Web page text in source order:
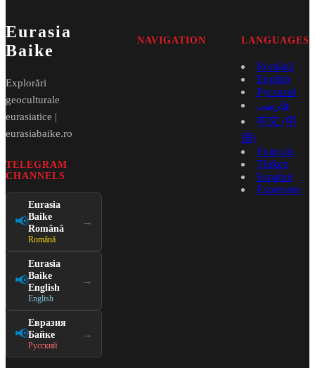
Eurasia
Baike
Explorări
geoculturale
eurasiatice |
eurasiabaike.ro
TELEGRAM
CHANNELS
📢
Eurasia
Baike
Română
Română
→
📢
Eurasia
Baike
English
English
→
📢
Евразия
Байке
Русский
→
NAVIGATION LANGUAGES
Română
English
Русский
فارسی
中文 (中
国)
Français
Türkçe
Español
Esperanto